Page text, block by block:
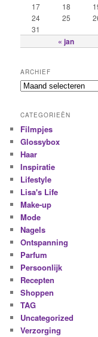
« jan
17
18
24
25
31
ARCHIEF
CATEGORIEËN
Filmpjes
Glossybox
Haar
Inspiratie
Lifestyle
Lisa's Life
Make-up
Mode
Nagels
Ontspanning
Parfum
Persoonlijk
Recepten
Shoppen
TAG
Uncategorized
Verzorging